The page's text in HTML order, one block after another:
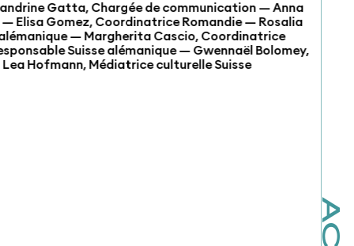
Gatta, Chargée de communication — Anna
Elisa Gomez, Coordinatrice Romandie — Rosalia
alémanique — Margherita Cascio, Coordinatrice
Suisse alémanique — Gwennaël Bolomey,
Hofmann, Médiatrice culturelle Suisse